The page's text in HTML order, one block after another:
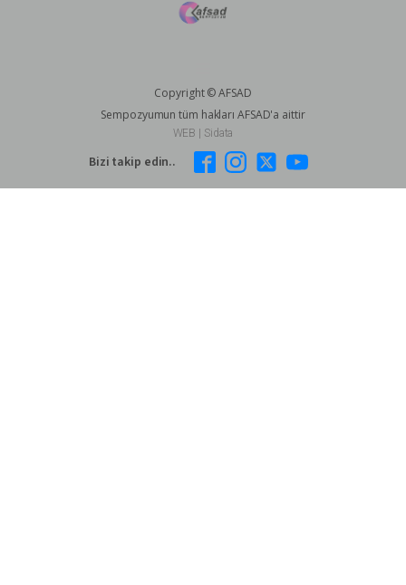
Copyright © AFSAD
Sempozyumun tüm hakları AFSAD'a aittir
WEB | Sidata
Bizi takip edin..